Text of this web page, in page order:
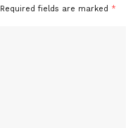
Required fields are marked *